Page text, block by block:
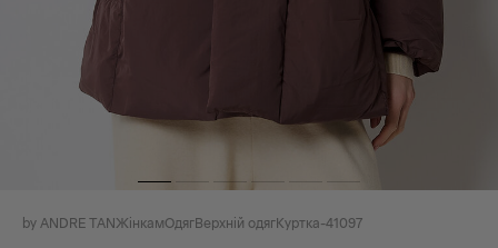
by ANDRE TANЖінкамОдягВерхній одягКуртка-41097